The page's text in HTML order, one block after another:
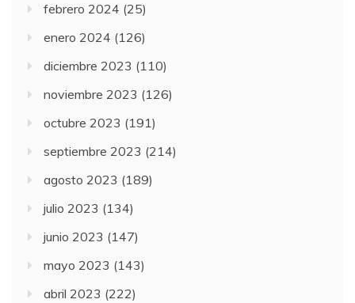
febrero 2024 (25)
enero 2024 (126)
diciembre 2023 (110)
noviembre 2023 (126)
octubre 2023 (191)
septiembre 2023 (214)
agosto 2023 (189)
julio 2023 (134)
junio 2023 (147)
mayo 2023 (143)
abril 2023 (222)